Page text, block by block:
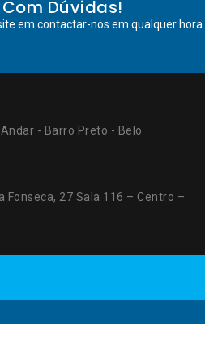
Dúvidas!
em contactar-nos em qualquer hora.
- Barro Preto - Belo
Fonseca, 27 Sala 116 – Centro –